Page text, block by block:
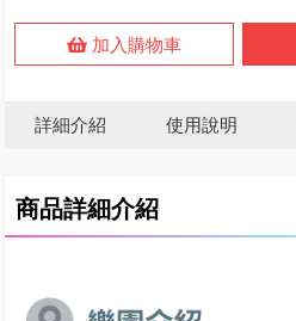
加入購物車
詳細介紹 使用說明
商品詳細介紹